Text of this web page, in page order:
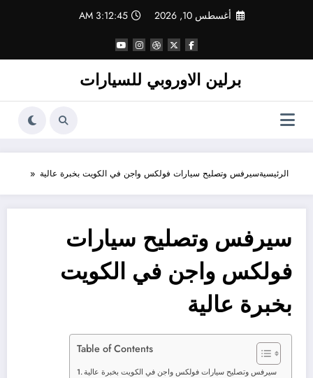
أغسطس 10, 2026 3:12:45 AM
برلين الاوروبي للسيارات
الرئيسيةسيرفس وتصليح سيارات فولكس واجن في الكويت بخبرة عالية
سيرفس وتصليح سيارات
فولكس واجن في الكويت
بخبرة عالية
Table of Contents
سيرفس وتصليح سيارات فولكس واجن في الكويت بخبرة عالية